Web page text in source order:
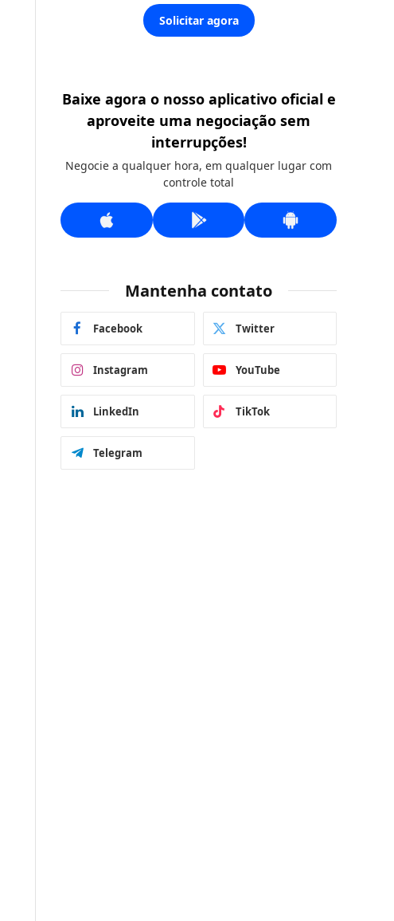
Solicitar agora
Baixe agora o nosso aplicativo oficial e
aproveite uma negociação sem
interrupções!
Negocie a qualquer hora, em qualquer lugar com
controle total
Mantenha contato
Facebook Twitter
Instagram YouTube
LinkedIn TikTok
Telegram